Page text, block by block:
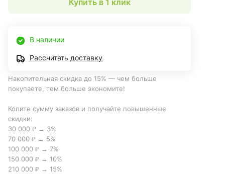
В наличии
Рассчитать доставку
Накопительная скидка до 15% — чем больше
покупаете, тем больше экономите!
Копите сумму заказов и получайте повышенные
скидки:
30 000 ₽ → 3%
70 000 ₽ → 5%
100 000 ₽ → 7%
150 000 ₽ → 10%
210 000 ₽ → 15%